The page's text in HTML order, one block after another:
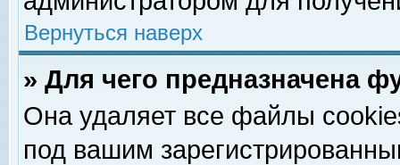
Вернуться наверх
» Для чего предназначена
Она удаляет все файлы
под вашим